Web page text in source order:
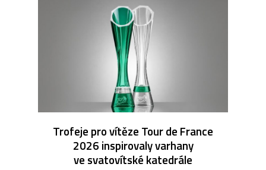
Trofeje pro vítěze Tour de France
2026 inspirovaly varhany
ve svatovítské katedrále